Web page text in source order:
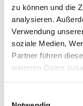
zu können und die
analysieren.
Verwendung
soziale Medien,
Partner führen
weiteren Daten
€ 36,71*
€ 52,44* / kg